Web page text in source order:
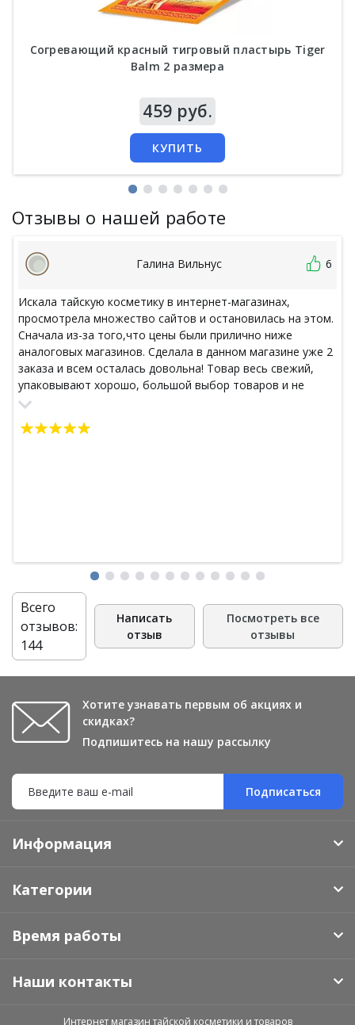
Согревающий красный тигровый пластырь Tiger
Balm 2 размера
459 руб.
КУПИТЬ
Отзывы о нашей работе
Галина Вильнус 6
Искала тайскую косметику в интернет-магазинах,
просмотрела множество сайтов и остановилась на этом.
Сначала из-за того,что цены были прилично ниже
аналоговых магазинов. Сделала в данном магазине уже 2
заказа и всем осталась довольна! Товар весь свежий,
упаковывают хорошо, большой выбор товаров и не
слишком долгая доставка,оплатила 13 июня,отправили
Рекомендую данный магазин однозначно!Буду заказывать
Всего
отзывов:
144
Написать
отзыв
Посмотреть все
отзывы
Хотите узнавать первым об акциях и
скидках?
Подпишитесь на нашу рассылку
Подписаться
Информация
Категории
Время работы
Наши контакты
Интернет магазин тайской косметики и товаров